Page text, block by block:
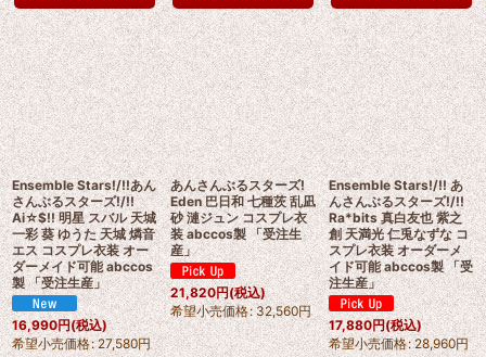
Ensemble Stars!/!!あん
さんぶるスターズ!/!!
Ai☆$!! 明星 スバル 天城
一彩 葵 ゆうた 天城 燐音
エス コスプレ衣装 オー
ダーメイド可能 abccos
製 「受注生産」
16,990円(税込)
希望小売価格: 27,580円
あんさんぶるスターズ!
Eden 巴日和 七種茨 乱凪
砂 漣ジュン コスプレ衣
装 abccos製 「受注生
産」
21,820円(税込)
希望小売価格: 32,560円
Ensemble Stars!/!! あ
んさんぶるスターズ!/!!
Ra*bits 真白友也 紫之
創 天満光 仁兎なずな コ
スプレ衣装 オーダーメ
イド可能 abccos製 「受
注生産」
17,880円(税込)
希望小売価格: 28,960円